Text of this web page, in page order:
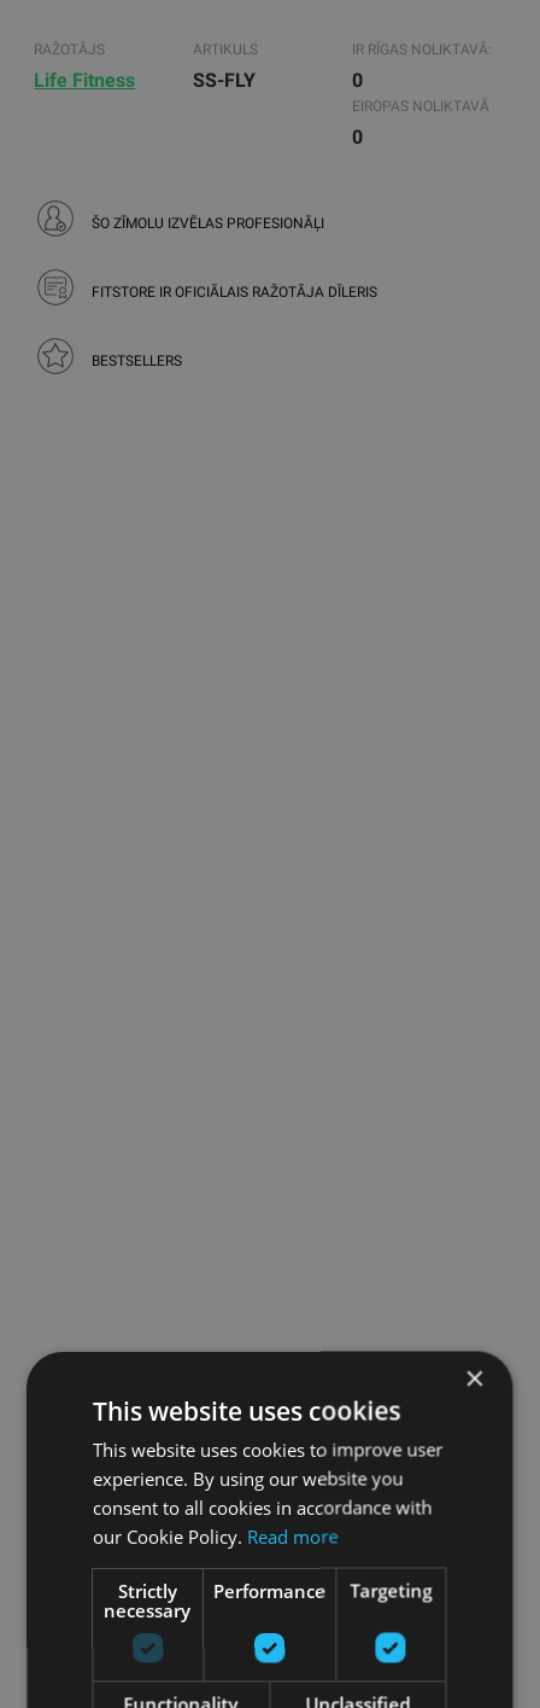
RAŽOTĀJS
Life Fitness
ARTIKULS
SS-FLY
IR RĪGAS NOLIKTAVĀ:
0
EIROPAS NOLIKTAVĀ
0
ŠO ZĪMOLU IZVĒLAS PROFESIONĀĻI
FITSTORE IR OFICIĀLAIS RAŽOTĀJA DĪLERIS
BESTSELLERS
×
This website uses cookies
This website uses cookies to improve user
experience. By using our website you
consent to all cookies in accordance with
our Cookie Policy. Read more
Strictly
necessary
Performance Targeting